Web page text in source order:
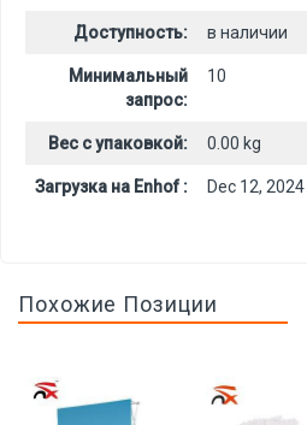
Доступность: в наличии
Минимальный
запрос:
10
Вес с упаковкой: 0.00 kg
Загрузка на Enhof : Dec 12, 2024
Похожие Позиции